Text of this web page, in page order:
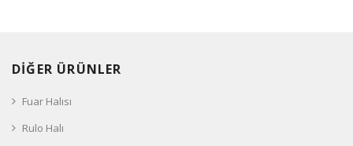
DİĞER ÜRÜNLER
Fuar Halısı
Rulo Halı